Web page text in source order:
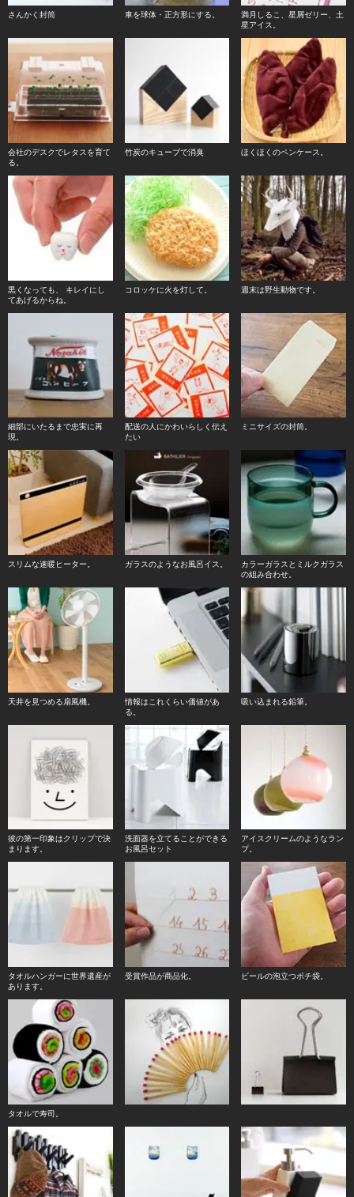
さんかく封筒 車を球体・正方形にする。
満月しるこ、星屑ゼリー、土
星アイス。
会社のデスクでレタスを育て
る。
竹炭のキューブで消臭 ほくほくのペンケース。
黒くなっても、 キレイにし
てあげるからね。
コロッケに火を灯して。 週末は野生動物です。
細部にいたるまで忠実に再
現。
配送の人にかわいらしく伝え
たい
ミニサイズの封筒。
スリムな速暖ヒーター。 ガラスのようなお風呂イス。
カラーガラスとミルクガラス
の組み合わせ。
天井を見つめる扇風機。
情報はこれくらい価値があ
る。
吸い込まれる鉛筆。
彼の第一印象はクリップで決
まります。
洗面器を立てることができる
お風呂セット
アイスクリームのようなラン
プ。
タオルハンガーに世界遺産が
あります。
受賞作品が商品化。 ビールの泡立つポチ袋。
タオルで寿司。